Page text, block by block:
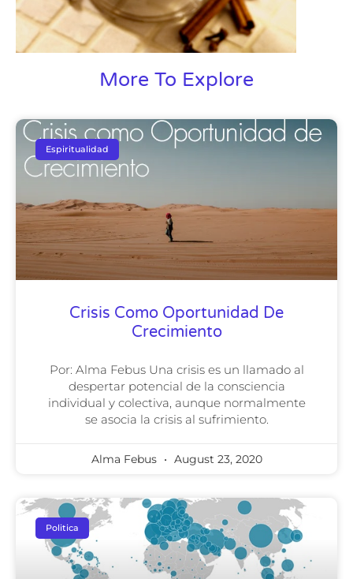
More To Explore
Espiritualidad
Crisis Como Oportunidad De
Crecimiento
Por: Alma Febus Una crisis es un llamado al
despertar potencial de la consciencia
individual y colectiva, aunque normalmente
se asocia la crisis al sufrimiento.
Alma Febus August 23, 2020
Politica